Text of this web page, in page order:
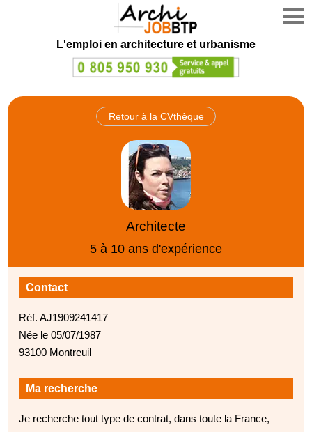
L'emploi en architecture et urbanisme
Retour à la CVthèque
Architecte
5 à 10 ans d'expérience
Contact
Réf. AJ1909241417
Née le 05/07/1987
93100 Montreuil
Ma recherche
Je recherche tout type de contrat, dans toute la France,